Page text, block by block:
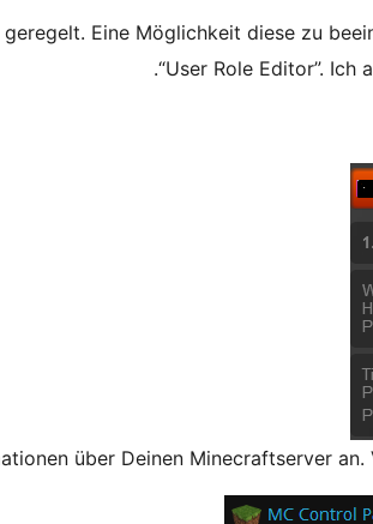
Eine Möglichkeit diese zu
“User Role Editor”. Ich
über Deinen Minecraftserver